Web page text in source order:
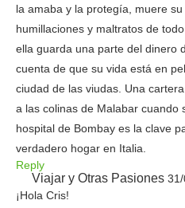
la amaba y la protegía, muere
humillaciones y maltratos de
ella guarda una parte del dinero
cuenta de que su vida está en
ciudad de las viudas. Una
a las colinas de Malabar cuando
hospital de Bombay es la clave
verdadero hogar en Italia.
Reply
Viajar y Otras Pasiones
¡Hola Cris!